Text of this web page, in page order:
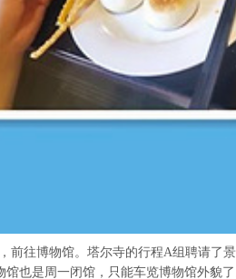
往博物馆。塔尔寺的行程A组聘请
也是周一闭馆，只能车览博物馆外貌了